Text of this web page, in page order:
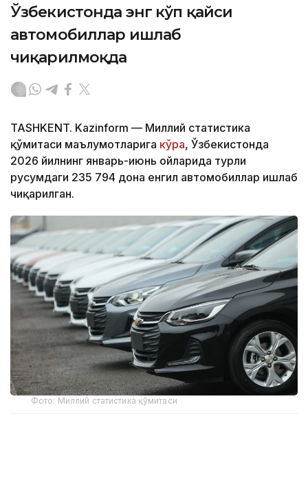
Ўзбекистонда энг кўп қайси
автомобиллар ишлаб
чиқарилмоқда
TASHKENT. Kazinform — Миллий статистика
қўмитаси маълумотларига кўра, Ўзбекистонда
2026 йилнинг январь-июнь ойларида турли
русумдаги 235 794 дона енгил автомобиллар ишлаб
чиқарилган.
Фото: Миллий статистика қўмитаси